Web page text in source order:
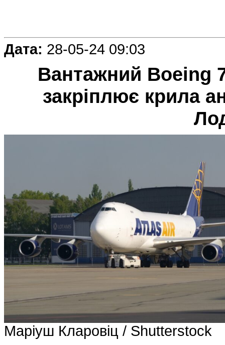
Дата: 28-05-24 09:03
Вантажний Boeing
закріплює крила
Маріуш Кларовіц / Shutterstock